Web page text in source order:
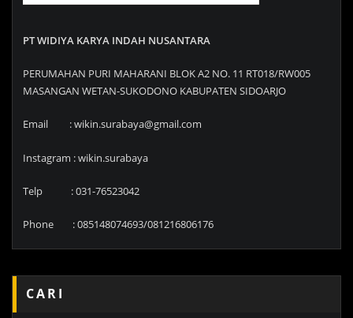
PT WIDIYA KARYA INDAH NUSANTARA
PERUMAHAN PURI MAHARANI BLOK A2 NO. 11 RT018/RW005
MASANGAN WETAN-SUKODONO KABUPATEN SIDOARJO
Email : wikin.surabaya@gmail.com
Instagram : wikin.surabaya
Telp : 031-76523042
Phone : 085148074693/081216806176
CARI